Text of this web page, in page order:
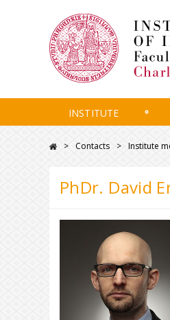
INSTITUTE
Contacts Institute
PhDr. David